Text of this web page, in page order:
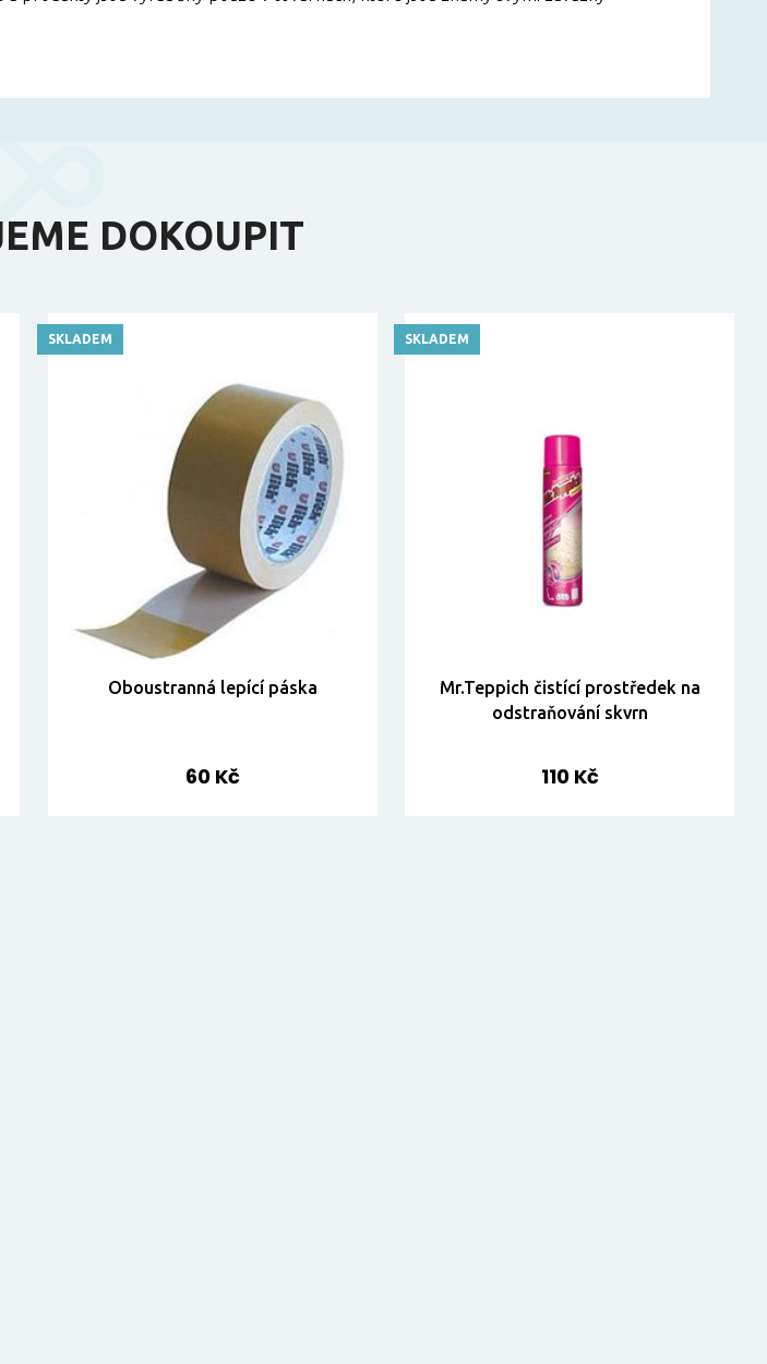
DOKOUPIT
Oboustranná lepící páska
60 Kč
SKLADEM
Mr.Teppich čistící prostředek na
odstraňování skvrn
110 Kč
SKLADEM